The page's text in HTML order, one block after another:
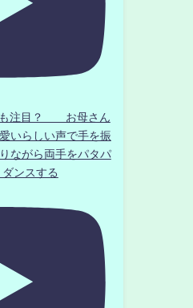
も注目？ お母さん
いらしい声で手を振
ながら両手をパタパ
ンスする